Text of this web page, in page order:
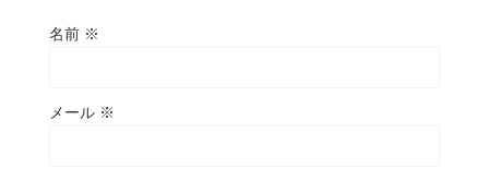
名前 ※
メール ※